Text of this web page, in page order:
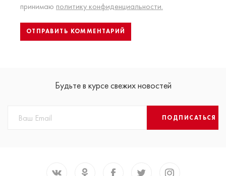
принимаю политику конфиденциальности.
Будьте в курсе свежих новостей
ПОДПИСАТЬСЯ